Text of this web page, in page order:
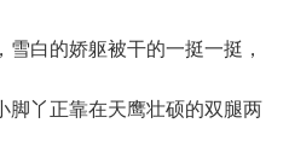
白的娇躯被干的一挺一挺，
脚丫正靠在天鹰壮硕的双腿两